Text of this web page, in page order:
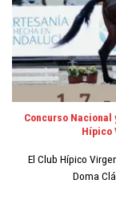
Concurso Nacional
Hípico
El Club Hípico
Doma